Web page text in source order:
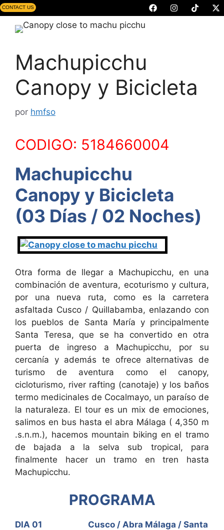
CONTACT US
Machupicchu
Canopy y Bicicleta
por hmfso
CODIGO: 5184660004
Machupicchu
Canopy y Bicicleta
(03 Días / 02 Noches)
Otra forma de llegar a Machupicchu, en una
combinación de aventura, ecoturismo y cultura,
por una nueva ruta, como es la carretera
asfaltada Cusco / Quillabamba, enlazando con
los pueblos de Santa María y principalmente
Santa Teresa, que se ha convertido en otra
puerta de ingreso a Machupicchu, por su
cercanía y además te ofrece alternativas de
turismo de aventura como el canopy,
cicloturismo, river rafting (canotaje) y los baños
termo medicinales de Cocalmayo, un paraíso de
la naturaleza. El tour es un mix de emociones,
salimos en bus hasta el abra Málaga ( 4,350 m
.s.n.m.), hacemos mountain biking en el tramo
de bajada a la selva sub tropical, para
finalmente hacer un tramo en tren hasta
Machupicchu.
PROGRAMA
DIA 01 Cusco / Abra Málaga / Santa